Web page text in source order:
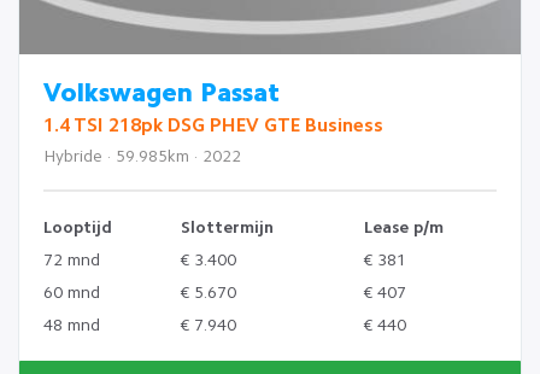
Volkswagen Passat
1.4 TSI 218pk DSG PHEV GTE Business
Hybride · 59.985km · 2022
Looptijd Slottermijn
Lease p/m
72 mnd
€ 3.400
€ 381
60 mnd
€ 5.670
€ 407
48 mnd
€ 7.940 € 440